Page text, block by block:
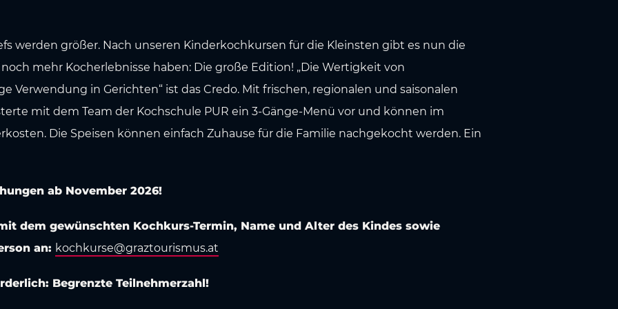
werden größer. Nach unseren Kinderkochkursen für die Kleinsten gibt es nun die
mehr Kocherlebnisse haben: Die große Edition! „Die Wertigkeit von
Verwendung in Gerichten“ ist das Credo. Mit frischen, regionalen und saisonalen
mit dem Team der Kochschule PUR ein 3-Gänge-Menü vor und können im
Die Speisen können einfach Zuhause für die Familie nachgekocht werden. Ein
ab November 2026!
dem gewünschten Kochkurs-Termin, Name und Alter des Kindes sowie
an: kochkurse@graztourismus.at
Begrenzte Teilnehmerzahl!